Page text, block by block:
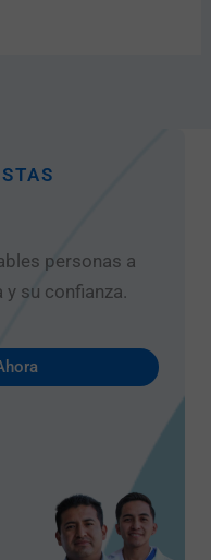
personas a
su confianza.